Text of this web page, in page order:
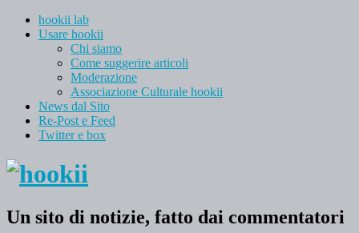
hookii lab
Usare hookii
Chi siamo
Come suggerire articoli
Moderazione
Associazione Culturale hookii
News dal Sito
Re-Post e Feed
Twitter e box
Un sito di notizie, fatto dai commentatori